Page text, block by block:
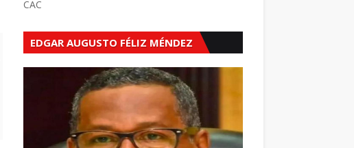
CAC
EDGAR AUGUSTO FÉLIZ MÉNDEZ